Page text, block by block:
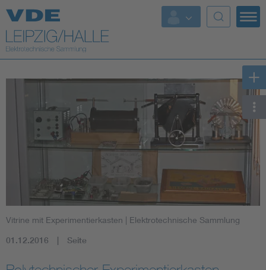
Top-Themen
Vitrine mit Experimentierkasten | Elektrotechnische Sammlung
01.12.2016 Seite